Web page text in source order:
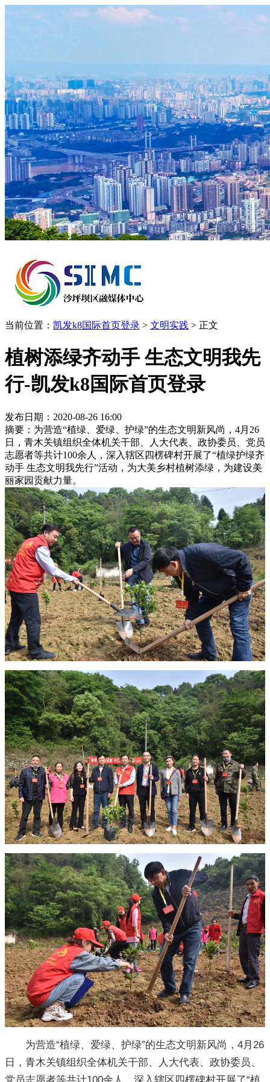
当前位置： 凯发k8国际首页登录 > 文明实践 > 正文
植树添绿齐动手 生态文明我先
行-凯发k8国际首页登录
发布日期：2020-08-26 16:00
摘要：为营造“植绿、爱绿、护绿”的生态文明新风尚，4月26
日，青木关镇组织全体机关干部、人大代表、政协委员、党员
志愿者等共计100余人，深入辖区四楞碑村开展了“植绿护绿齐
动手 生态文明我先行”活动，为大美乡村植树添绿，为建设美
丽家园贡献力量。
为营造“植绿、爱绿、护绿”的生态文明新风尚，4月26
日，青木关镇组织全体机关干部、人大代表、政协委员、